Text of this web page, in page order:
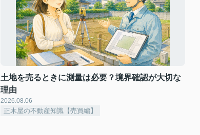
土地を売るときに測量は必要？境界確認が大切な
理由
2026.08.06
正木屋の不動産知識【売買編】